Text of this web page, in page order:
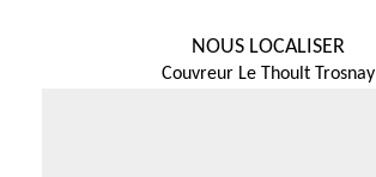
NOUS LOCALISER
Couvreur Le Thoult Trosnay